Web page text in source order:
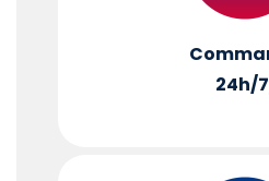
24h/